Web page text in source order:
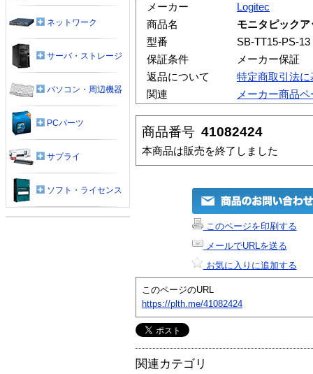
メーカー
Logitec
商品名
モニタピック
型番
SB-TT15-PS-13
保証条件
メーカー保証
返品について
特定商取引法
関連
メーカー商品ペ
商品番号 41082424
本商品は販売を終了しました
このページを印刷する
メールでURLを送る
お気に入りに追加する
このページのURL
https://plth.me/41082424
関連カテゴリ
ネットワーク
サーバ・ストレージ
パソコン・周辺機器
PCパーツ
サプライ
ソフト・ライセンス